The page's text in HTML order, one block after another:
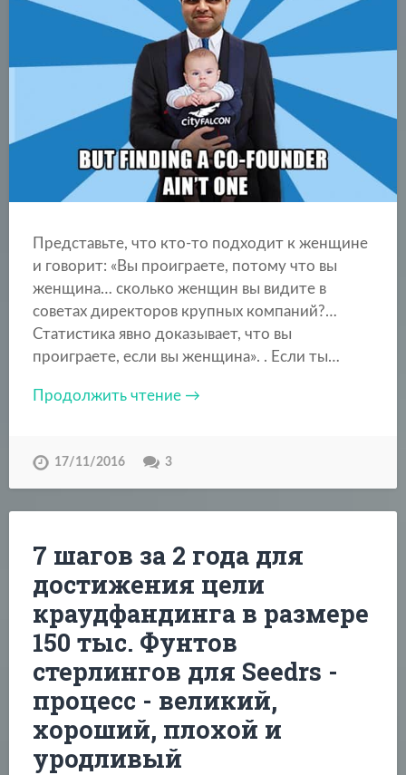
Представьте, что кто-то подходит к женщине
и говорит: «Вы проиграете, потому что вы
женщина… сколько женщин вы видите в
советах директоров крупных компаний?…
Статистика явно доказывает, что вы
проиграете, если вы женщина». . Если ты…
Продолжить чтение →
17/11/2016 3
7 шагов за 2 года для
достижения цели
краудфандинга в размере
150 тыс. Фунтов
стерлингов для Seedrs -
процесс - великий,
хороший, плохой и
уродливый